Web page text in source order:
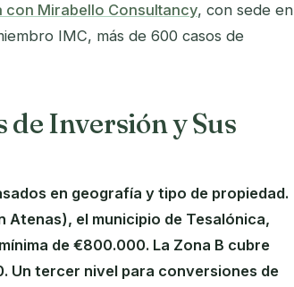
con Mirabello Consultancy, con sede en
IMC, más de 600 casos de
de Inversión y Sus
en geografía y tipo de propiedad.
Atenas), el municipio de Tesalónica,
de €800.000. La Zona B cubre
Un tercer nivel para conversiones de